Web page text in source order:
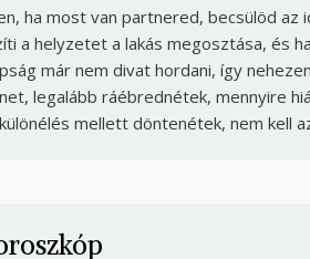
ha most van partnered, becsülöd
a helyzetet a lakás megosztása, és
már nem divat hordani, így
legalább ráébrednétek, mennyire
mellett döntenétek, nem kell